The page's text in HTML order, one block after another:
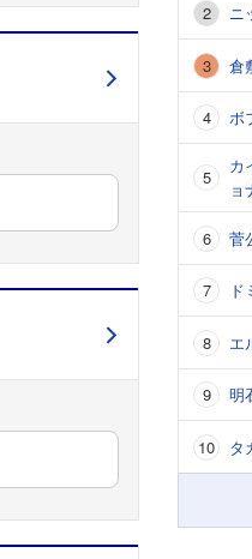
ニ
倉
ボ
カ
ョ
菅
エ
明
タ